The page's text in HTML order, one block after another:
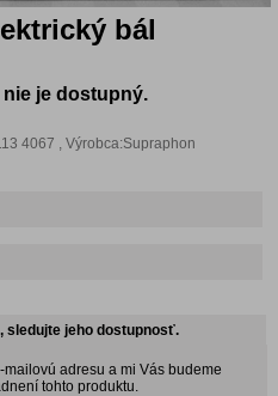
bál
je dostupný.
4067 , Výrobca:Supraphon
sledujte jeho dostupnosť.
mailovú adresu a mi Vás budeme
tohto produktu.